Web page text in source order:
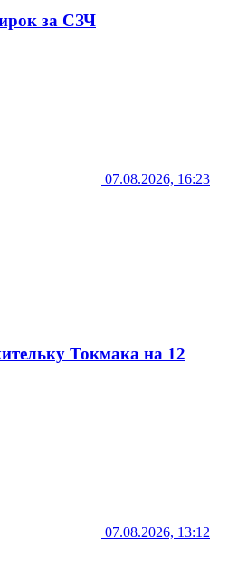
за СЗЧ
07.08.2026, 16:23
Токмака на 12
07.08.2026, 13:12